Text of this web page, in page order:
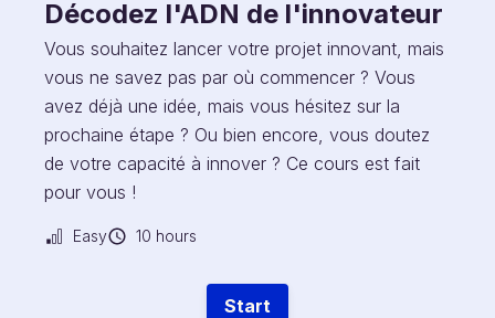
Décodez l'ADN de l'innovateur
Vous souhaitez lancer votre projet innovant, mais
vous ne savez pas par où commencer ? Vous
avez déjà une idée, mais vous hésitez sur la
prochaine étape ? Ou bien encore, vous doutez
de votre capacité à innover ? Ce cours est fait
pour vous !
Easy 10 hours
Start